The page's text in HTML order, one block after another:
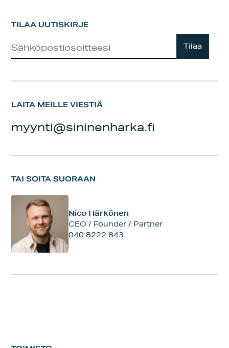
TILAA UUTISKIRJE
Tilaa
LAITA MEILLE VIESTIÄ
myynti@sininenharka.fi
TAI SOITA SUORAAN
Nico Härkönen
CEO / Founder / Partner
040 8222 843